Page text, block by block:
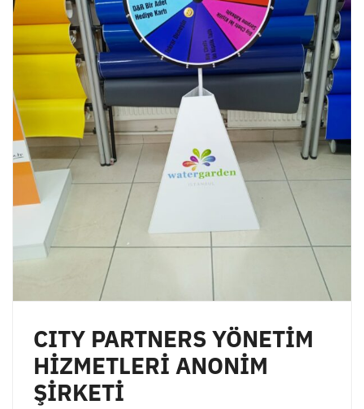
CITY PARTNERS YÖNETİM
HİZMETLERİ ANONİM
ŞİRKETİ